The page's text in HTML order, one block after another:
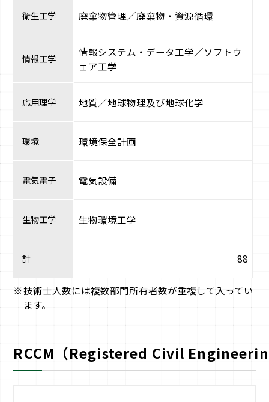
衛生工学 廃棄物管理／廃棄物・資源循環
情報工学
情報システム・データ工学／ソフトウ
ェア工学
応用理学 地質／地球物理及び地球化学
環境 環境保全計画
電気電子 電気設備
生物工学 生物環境工学
計 88
技術士人数には複数部門所有者数が重複して入ってい
ます。
RCCM（Registered Civil